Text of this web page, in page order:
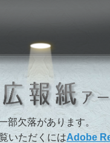
部欠落があります。
いただくにはAdobe